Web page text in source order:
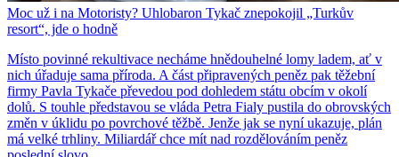
Moc už i na Motoristy? Uhlobaron Tykač znepokojil „Turkův
resort“, jde o hodně
Místo povinné rekultivace necháme hnědouhelné lomy ladem, ať v
nich úřaduje sama příroda. A část připravených peněz pak těžební
firmy Pavla Tykače převedou pod dohledem státu obcím v okolí
dolů. S touhle představou se vláda Petra Fialy pustila do obrovských
změn v úklidu po povrchové těžbě. Jenže jak se nyní ukazuje, plán
má velké trhliny. Miliardář chce mít nad rozdělováním peněz